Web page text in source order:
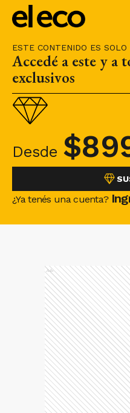
ESTE CONTENIDO ES SOLO
Accedé a este y a
exclusivos
Desde $
¿Ya tenés una cuenta?
Ads